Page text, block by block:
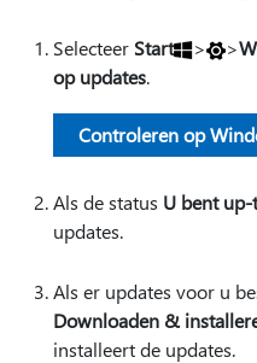
Selecteer Start > >
op updates.
Controleren op
Als de status U bent
updates.
Als er updates voor u
Downloaden &
installeert de updates.